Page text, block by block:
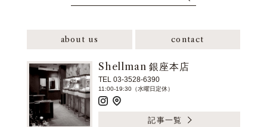
about us contact
Shellman 銀座本店
TEL 03-3528-6390
11:00-19:30（水曜日定休）
記事一覧